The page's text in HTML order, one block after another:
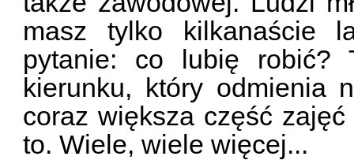
masz tylko kilkanaście
pytanie: co lubię robić?
kierunku, który odmienia
coraz większa część
to. Wiele, wiele więcej...